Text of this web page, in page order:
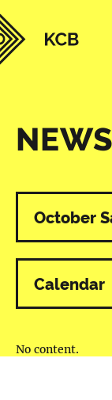
NEWS
All
October
Calendar
No content.